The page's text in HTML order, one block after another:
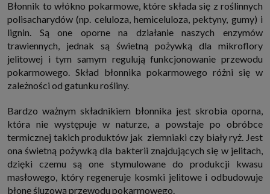
2. Zapewnianie bezpieczeństwa usługi (np. sprawdzenie, czy do Twojego
konta nie loguje się nieuprawniona osoba), dokonanie pomiarów
statystycznych, ulepszanie naszych usług i dopasowanie ich do potrzeb i
wygody użytkowników (np. personalizowanie treści w usługach), jak
również prowadzenie marketingu i promocji własnych usług (np. jeśli
interesujesz się motoryzacją i oglądasz artykuły w biznesistyl.pl lub na
innych stronach internetowych, to możemy Ci wyświetlić reklamę
dotyczącą artykułu w serwisie biznesistyl.pl/automoto. Takie
przetwarzanie danych to realizacja naszych prawnie uzasadnionych
interesów.
Partnerzy oraz my dla podmiotów trzecich. Aby móc pokazać interesujące
ich przedstawiciele chcieliby mieć możliwość przetwarzania Twoich
danych związanych z odwiedzanymi przez Ciebie stronami
internetowymi. Udzielenie takiej zgody jest dobrowolne, nie musisz jej
udzielać, nie pozbawi Cię to dostępu do naszych usług. Masz również
możliwość ograniczenia zakresu lub zmiany zgody w dowolnym
momencie.
Twoje dane przetwarzane będą do czasu istnienia podstawy do ich
Błonnik to włókno pokarmowe, które składa się z roślinnych
polisacharydów (np. celuloza, hemiceluloza, pektyny, gumy) i
lignin. Są one oporne na działanie naszych enzymów
trawiennych, jednak są świetną pożywką dla mikroflory
jelitowej i tym samym regulują funkcjonowanie przewodu
pokarmowego. Skład błonnika pokarmowego różni się w
zależności od gatunku rośliny.
Bardzo ważnym składnikiem błonnika jest skrobia oporna,
która nie występuje w naturze, a powstaje po obróbce
termicznej takich produktów jak ziemniaki czy biały ryż. Jest
ona świetną pożywką dla bakterii znajdujących się w jelitach,
dzięki czemu są one stymulowane do produkcji kwasu
masłowego, który regeneruje kosmki jelitowe i odbudowuje
błonę śluzową przewodu pokarmowego.